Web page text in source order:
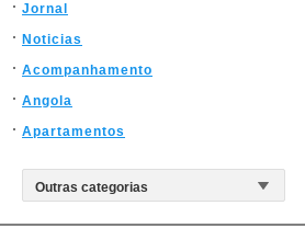
Jornal
Noticias
Acompanhamento
Angola
Apartamentos